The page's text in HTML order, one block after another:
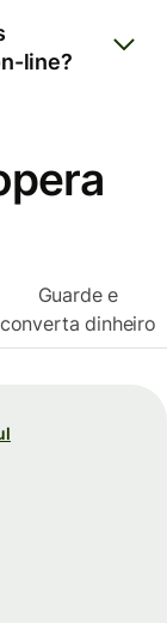
line?
Guarde e
converta dinheiro